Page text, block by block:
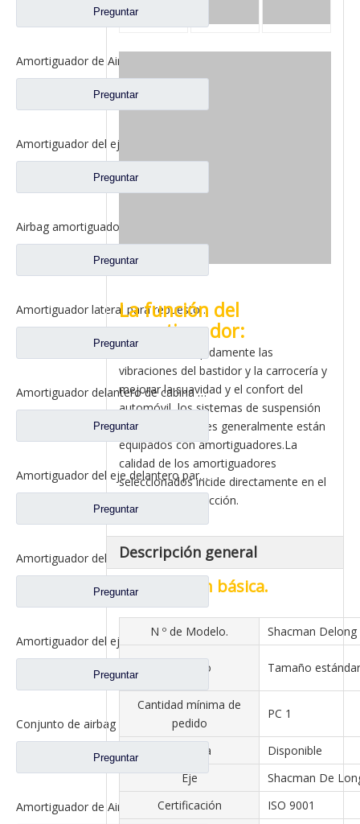
Preguntar
Preguntar
Preguntar
Preguntar
Amortiguador lateral para repuestos de camiones Shacman Delong M3000 Dz15221443420
Preguntar
Amortiguador delantero de cabina para repuestos de camiones Shacman Delong F3000 Dz1640430150 Dz13241430150
Preguntar
Amortiguador del eje delantero para repuestos de camiones Shacman Delong F3000 199112680014
Preguntar
Amortiguador del eje delantero para Shacman Delong F3000 piezas de repuesto para camiones Dz95259680013
Preguntar
Amortiguador del eje delantero para repuestos de camiones Shacman Delong DZ1640430030
Preguntar
Conjunto de airbag para repuestos de camiones Shacman Delong Dz14251440025
Preguntar
Amortiguador de Airbag de suspensión trasera de cabina para repuestos de camiones Shacman Delong 81.41722.6052
La función del
amortiguador:
Para atenuar rápidamente las
vibraciones del bastidor y la carrocería y
mejorar la suavidad y el confort del
automóvil, los sistemas de suspensión
de los automóviles generalmente están
equipados con amortiguadores.La
calidad de los amortiguadores
seleccionados incide directamente en el
confort de conducción.
Descripción general
Información básica.
N º de Modelo. Shacman Delong
Tamaño Tamaño
Cantidad mínima de
pedido
PC 1
Muestra
Disponible
Eje
Shacman De
Certificación
ISO 9001